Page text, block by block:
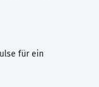
für ein